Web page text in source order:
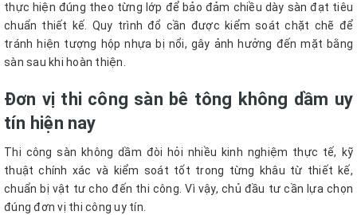
thực hiện đúng theo từng lớp để bảo đảm chiều dày sàn đạt tiêu
chuẩn thiết kế. Quy trình đổ cần được kiểm soát chặt chẽ để
tránh hiện tượng hộp nhựa bị nổi, gây ảnh hưởng đến mặt bằng
sàn sau khi hoàn thiện.
Đơn vị thi công sàn bê tông không dầm uy
tín hiện nay
Thi công sàn không dầm đòi hỏi nhiều kinh nghiệm thực tế, kỹ
thuật chính xác và kiểm soát tốt trong từng khâu từ thiết kế,
chuẩn bị vật tư cho đến thi công. Vì vậy, chủ đầu tư cần lựa chọn
đúng đơn vị thi công uy tín.